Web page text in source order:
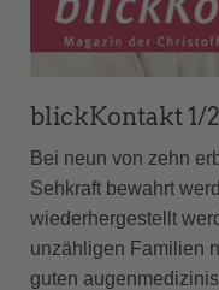
blickKontakt 1/
Bei neun von zehn
Sehkraft bewahrt
wiederhergestellt
unzähligen Familien
guten